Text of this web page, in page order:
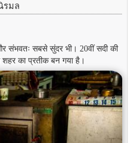
รมล
संभवतः सबसे सुंदर भी। 20वीं सदी की
शहर का प्रतीक बन गया है।